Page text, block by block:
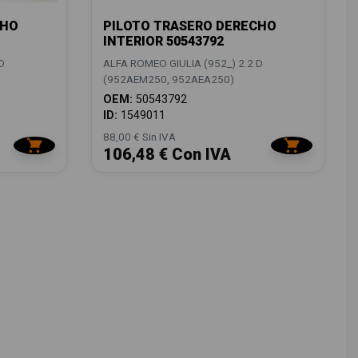
PILOTO TRASERO DERECHO
INTERIOR 50543792
ALFA ROMEO GIULIA (952_) 2.2 D
(952AEM250, 952AEA250)
OEM: 50543792
ID: 1549011
88,00 € Sin IVA
106,48 € Con IVA